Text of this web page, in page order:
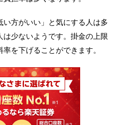
い方がいい」と気にする人は多
少ないようです。掛金の上限
を下げることができます。